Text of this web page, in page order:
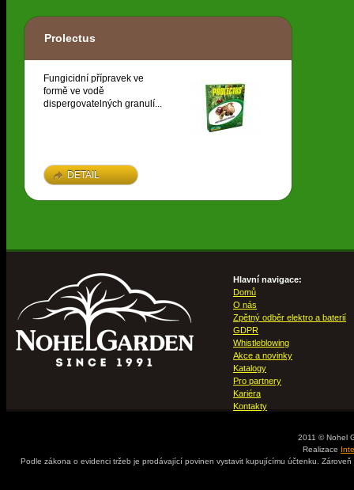
Prolectus
Fungicidní přípravek ve
formě ve vodě
dispergovatelných granulí...
DETAIL
Hlavní navigace:
Domů
O nás
Zpětný odběr elektro a baterií
GDPR
Whistleblowing
Akce a novinky
Katalogy
Pro partnery
Kariéra
Kontakty
2011 © Nohel
Realizace
Podle zákona o evidenci tržeb je prodávající povinen vystavit kupujícímu účtenku.